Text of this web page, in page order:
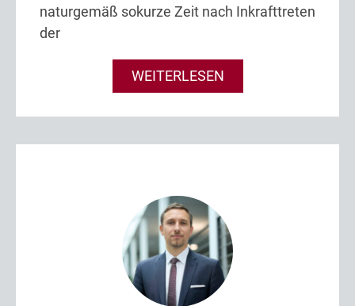
naturgemäß sokurze Zeit nach Inkrafttreten
der
WEITERLESEN